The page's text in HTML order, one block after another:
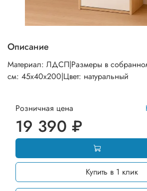
Описание
Материал: ЛДСП|Размеры в
см: 45х40х200|Цвет: натуральный
Розничная цена
19 390 ₽
Купить в 1 клик